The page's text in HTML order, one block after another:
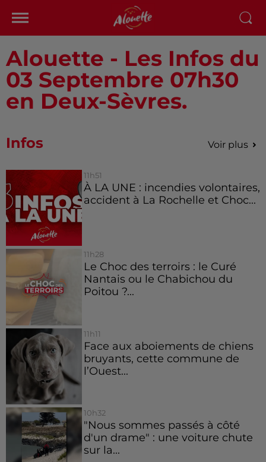
Alouette - Les Infos du
03 Septembre 07h30
en Deux-Sèvres.
Infos Voir plus
11h51
À LA UNE : incendies volontaires,
accident à La Rochelle et Choc...
11h28
Le Choc des terroirs : le Curé
Nantais ou le Chabichou du
Poitou ?...
11h11
Face aux aboiements de chiens
bruyants, cette commune de
l’Ouest...
10h32
"Nous sommes passés à côté
d'un drame" : une voiture chute
sur la...